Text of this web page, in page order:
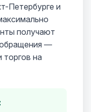
Петербурге и
получают
обращения —
торгов на